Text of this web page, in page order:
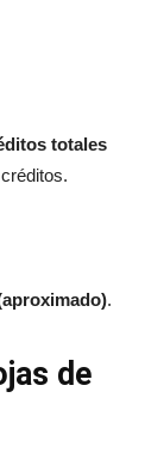
totales
.
de